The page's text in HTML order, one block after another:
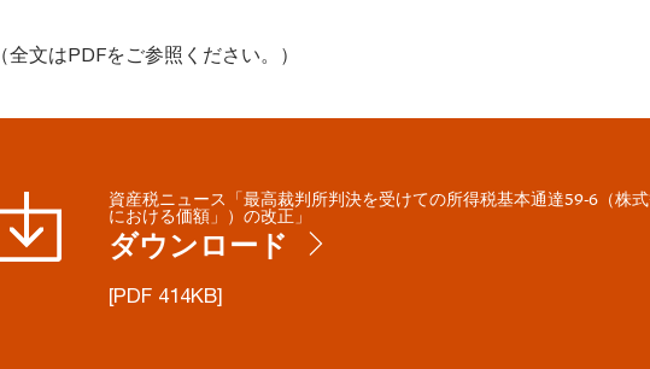
（全文はPDFをご参照ください。）
資産税ニュース「最高裁判所判決を受けての所得税基本通達59-6（株
における価額」）の改正」
ダウンロード
[PDF 414KB]